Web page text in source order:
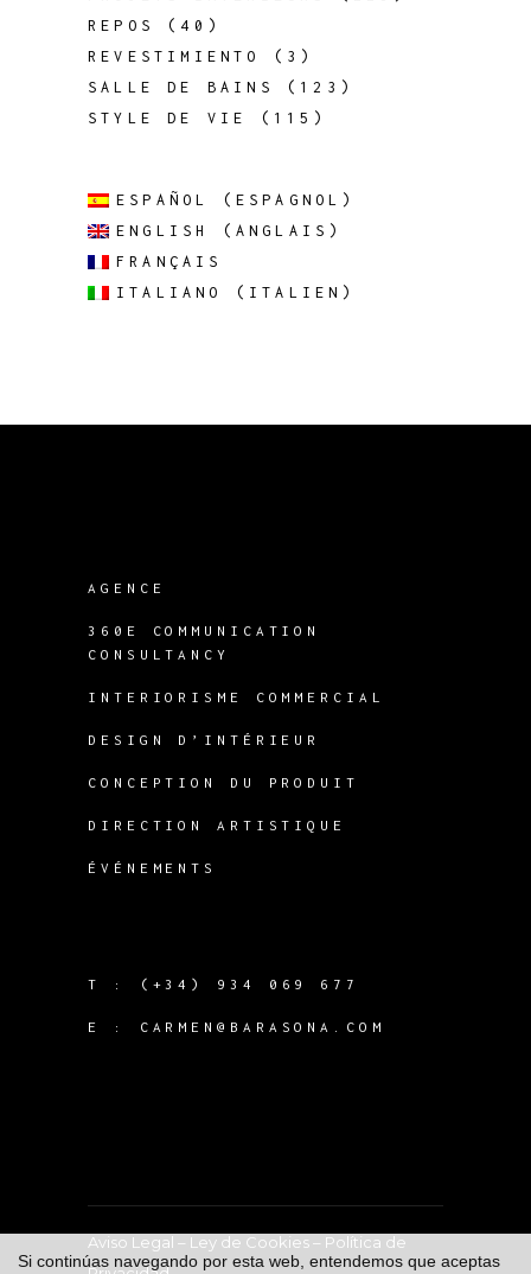
REPOS
(40)
REVESTIMIENTO
(3)
SALLE DE BAINS
(123)
STYLE DE VIE
(115)
ESPAÑOL ( ESPAGNOL )
ENGLISH
( ANGLAIS )
FRANÇAIS
ITALIANO
( ITALIEN )
AGENCE
360E COMMUNICATION
CONSULTANCY
INTERIORISME COMMERCIAL
DESIGN D’INTÉRIEUR
CONCEPTION DU PRODUIT
DIRECTION ARTISTIQUE
ÉVÉNEMENTS
T : (+34) 934 069 677
E : CARMEN@BARASONA.COM
Aviso Legal – Ley de Cookies– Política de
Si continúas navegando por esta web, entendemos que aceptas